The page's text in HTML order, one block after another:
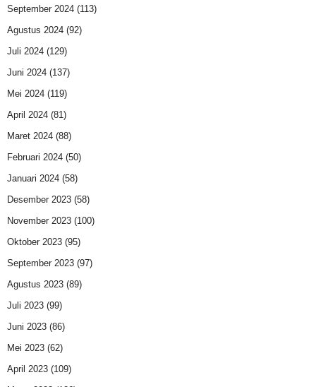
September 2024 (113)
Agustus 2024 (92)
Juli 2024 (129)
Juni 2024 (137)
Mei 2024 (119)
April 2024 (81)
Maret 2024 (88)
Februari 2024 (50)
Januari 2024 (58)
Desember 2023 (58)
November 2023 (100)
Oktober 2023 (95)
September 2023 (97)
Agustus 2023 (89)
Juli 2023 (99)
Juni 2023 (86)
Mei 2023 (62)
April 2023 (109)